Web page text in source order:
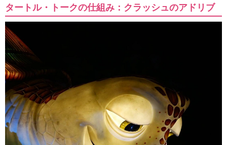
タートル・トークの仕組み：クラッシュのアドリブ